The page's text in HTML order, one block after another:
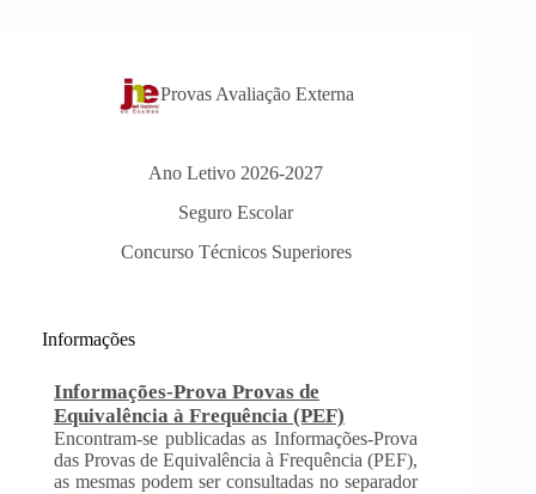
Provas Avaliação Externa
Ano Letivo 2026-2027
Seguro Escolar
Concurso Técnicos Superiores
Informações
Informações-Prova Provas de
Equivalência à Frequência (PEF)
Encontram-se publicadas as Informações-Prova
das Provas de Equivalência à Frequência (PEF),
as mesmas podem ser consultadas no separador